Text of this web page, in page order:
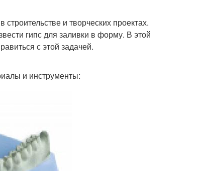
и творческих проектах.
гипс для заливки в форму. В этой
с этой задачей.
и инструменты: